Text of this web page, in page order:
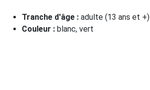
Tranche d'âge : adulte (13 ans et +)
Couleur : blanc, vert